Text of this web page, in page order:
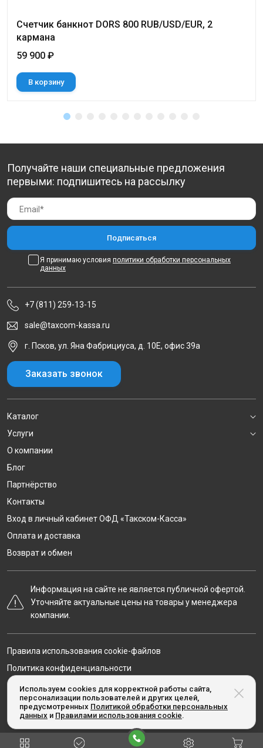
Cчетчик банкнот DORS 800 RUB/USD/EUR, 2
кармана
59 900 ₽
В корзину
Используем cookies для корректной работы сайта,
персонализации пользователей и других целей,
предусмотренных Политикой обработки персональных
данных и Правилами использования cookie.
Получайте наши специальные предложения
первыми: подпишитесь на рассылку
Я принимаю условия политики обработки персональных
данных
+7 (811) 259-13-15
sale@taxcom-kassa.ru
г. Псков, ул. Яна Фабрициуса, д. 10Е, офис 39а
Заказать звонок
Каталог
Услуги
О компании
Блог
Партнёрство
Контакты
Вход в личный кабинет ОФД «Такском-Касса»
Оплата и доставка
Возврат и обмен
Информация на сайте не является публичной офертой.
Уточняйте актуальные цены на товары у менеджера
компании.
© Taxcom-kassa.ru, 2020-2026
Правила использования cookie-файлов
Политика конфиденциальности
Карта сайта